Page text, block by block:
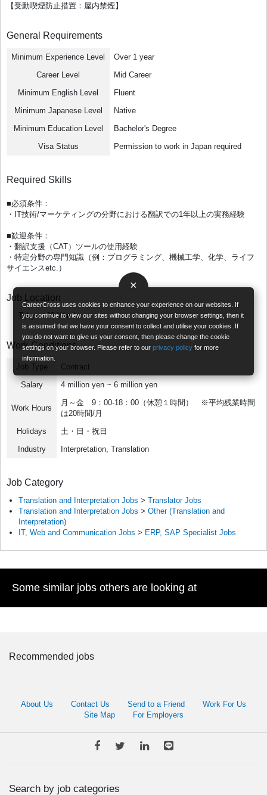
×
CareerCross uses cookies to enhance your experience on our websites. If
you continue to view our sites without changing your browser settings, then it
is assumed that we have your consent to collect and utilise your cookies. If
you do not want to give us your consent, then please change the cookie
settings on your browser. Please refer to ourprivacy policy for more
information.
【受動喫煙防止措置：屋内禁煙】
General Requirements
Minimum Experience Level
Over 1 year
Career Level
Mid Career
Minimum English Level
Fluent
Minimum Japanese Level
Native
Minimum Education Level
Bachelor's Degree
Visa Status
Permission to work in Japan required
Required Skills
■必須条件：
・IT技術/マーケティングの分野における翻訳での1年以上の実務経験
■歓迎条件：
・翻訳支援（CAT）ツールの使用経験
・特定分野の専門知識（例：プログラミング、機械工学、化学、ライフ
サイエンスetc.）
Job Location
Tokyo - 23 Wards
Work Conditions
Job Type
Contract
Salary
4 million yen ~ 6 million yen
Work Hours
月～金 9：00-18：00（休憩１時間） ※平均残業時間
は20時間/月
Holidays
土・日・祝日
Industry
Interpretation, Translation
Job Category
Translation and Interpretation Jobs > Translator Jobs
Translation and Interpretation Jobs > Other (Translation and
Interpretation)
IT, Web and Communication Jobs > ERP, SAP Specialist Jobs
Some similar jobs others are looking at
Recommended jobs
About Us Contact Us Send to a Friend
Work For Us
Site Map
For Employers
Search by job categories